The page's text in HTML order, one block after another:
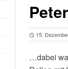
15.
…dabei